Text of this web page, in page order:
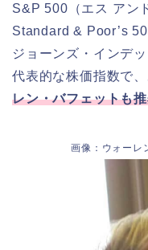
S&P 500（エス アン
Standard & Poor’s
ジョーンズ・インデ
代表的な株価指数で
レン・バフェットも
画像：ウォーレ